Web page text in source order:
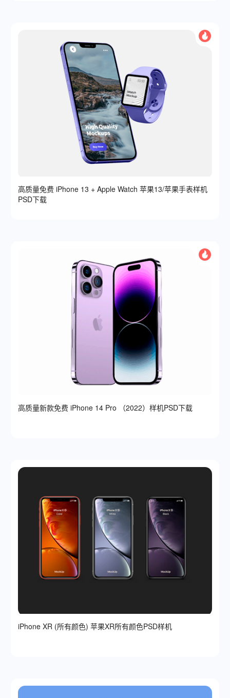
高质量免费 iPhone 13 + Apple Watch 苹果13/苹果手表样机
PSD下载
高质量新款免费 iPhone 14 Pro （2022）样机PSD下载
iPhone XR (所有颜色) 苹果XR所有颜色PSD样机